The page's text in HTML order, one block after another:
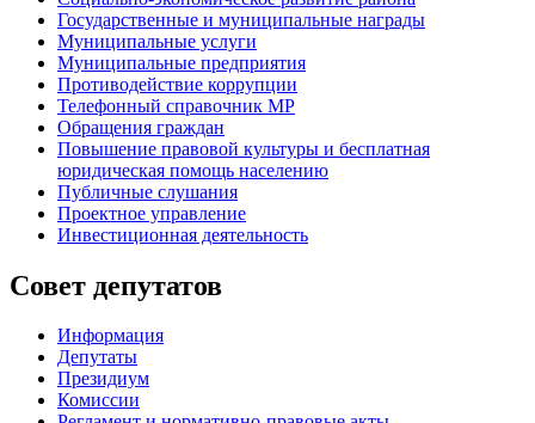
Государственные и муниципальные награды
Муниципальные услуги
Муниципальные предприятия
Противодействие коррупции
Телефонный справочник МР
Обращения граждан
Повышение правовой культуры и бесплатная
юридическая помощь населению
Публичные слушания
Проектное управление
Инвестиционная деятельность
Совет депутатов
Информация
Депутаты
Президиум
Комиссии